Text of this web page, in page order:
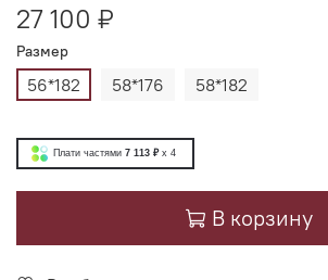
27 100 ₽
Размер
56*182 58*176 58*182
Плати частями 7 113 ₽ x 4
В корзину